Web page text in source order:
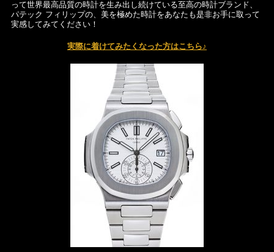
って世界最高品質の時計を生み出し続けている至高の時計ブランド、
パテック フィリップの、美を極めた時計をあなたも是非お手に取って
実感してみてください！
実際に着けてみたくなった方はこちら♪